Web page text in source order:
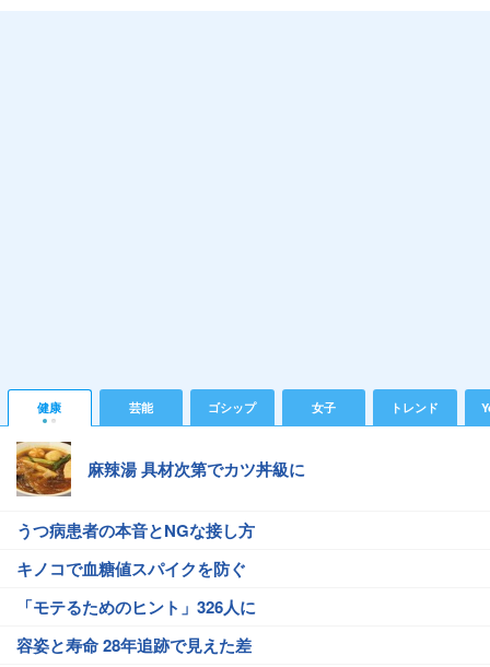
健康 芸能 ゴシップ 女子 トレンド
麻辣湯 具材次第でカツ丼級に
うつ病患者の本音とNGな接し方
キノコで血糖値スパイクを防ぐ
「モテるためのヒント」326人に
容姿と寿命 28年追跡で見えた差